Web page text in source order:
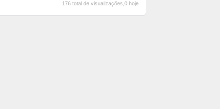
176 total de visualizações,0 hoje